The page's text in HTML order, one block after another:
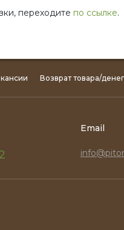
переходите по ссылке.
Возврат товара/денег
Email